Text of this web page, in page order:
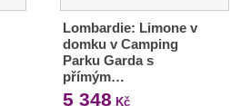
Lombardie: Limone v
domku v Camping
Parku Garda s
přímým…
5 348 Kč